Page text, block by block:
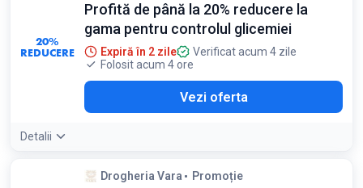
20%
REDUCERE
Profită de până la 20% reducere la
gama pentru controlul glicemiei
Expiră în 2 zile
Verificat acum 4 zile
Folosit acum 4 ore
Vezi oferta
Detalii
Drogheria Vara Promoție